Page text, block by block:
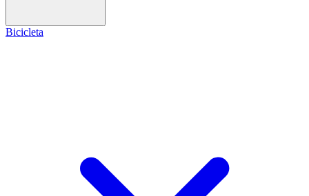
Bicicleta